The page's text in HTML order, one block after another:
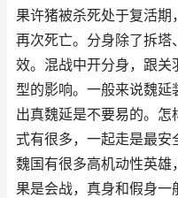
果许猪被杀死处于复活
再次死亡。分身除了拆
效。混战中开分身，跟
型的影响。一般来说魏延
出真魏延是不要易的。
式有很多，一起走是最安
魏国有很多高机动性英雄
果是会战，真身和假身